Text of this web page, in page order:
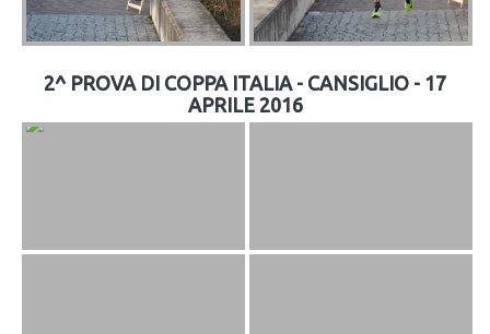
2^ PROVA DI COPPA ITALIA - CANSIGLIO - 17
APRILE 2016